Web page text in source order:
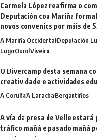
Carmela López reafirma o
Deputación coa Mariña
novos convenios por máis de
A Mariña OccidentalDeputación
LugoOurolViveiro
O Divercamp desta semana
creatividade e actividades
A CoruñaA LarachaBergantiños
A vía da presa de Velle estará
tráfico mañá e pasado mañá